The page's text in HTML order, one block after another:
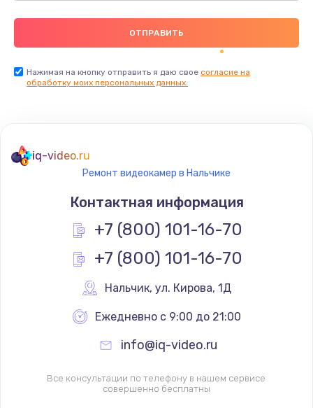
Нажимая на кнопку отправить я даю свое согласие на
обработку моих персональных данных.
iq-video.ru
Ремонт видеокамер в Нальчике
Контактная информация
+7 (800) 101-16-70
+7 (800) 101-16-70
Нальчик, ул. Кирова, 1Д
Ежедневно с 9:00 до 21:00
info@iq-video.ru
Все консультации по телефону в нашем сервисе
совершенно бесплатны